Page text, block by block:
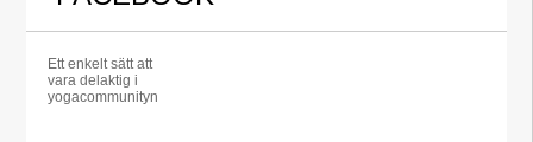
Ett enkelt sätt att
vara delaktig i
yogacommunityn